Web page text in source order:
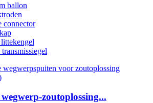
ballon
connector
wegwerp-zoutoplossing...